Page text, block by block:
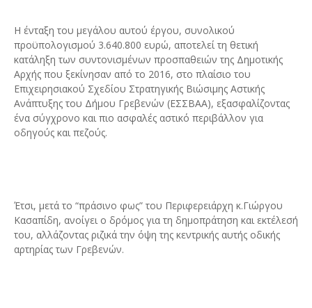
Η ένταξη του μεγάλου αυτού έργου, συνολικού
προϋπολογισμού 3.640.800 ευρώ, αποτελεί τη θετική
κατάληξη των συντονισμένων προσπαθειών της Δημοτικής
Αρχής που ξεκίνησαν από το 2016, στο πλαίσιο του
Επιχειρησιακού Σχεδίου Στρατηγικής Βιώσιμης Αστικής
Ανάπτυξης του Δήμου Γρεβενών (ΕΣΣΒΑΑ), εξασφαλίζοντας
ένα σύγχρονο και πιο ασφαλές αστικό περιβάλλον για
οδηγούς και πεζούς.
Έτσι, μετά το “πράσινο φως” του Περιφερειάρχη κ.Γιώργου
Κασαπίδη, ανοίγει ο δρόμος για τη δημοπράτηση και εκτέλεσή
του, αλλάζοντας ριζικά την όψη της κεντρικής αυτής οδικής
αρτηρίας των Γρεβενών.